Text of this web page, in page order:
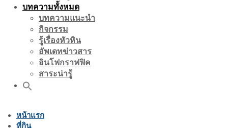
บทความทั้งหมด
บทความแนะนำ
กิจกรรม
รู้เรื่องหัวหิน
อัพเดทข่าวสาร
อินโฟกราฟฟิค
สาระน่ารู้
หน้าแรก
ที่กิน